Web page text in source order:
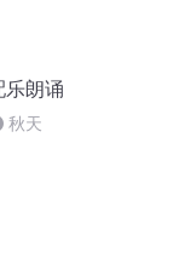
乐朗诵
秋天